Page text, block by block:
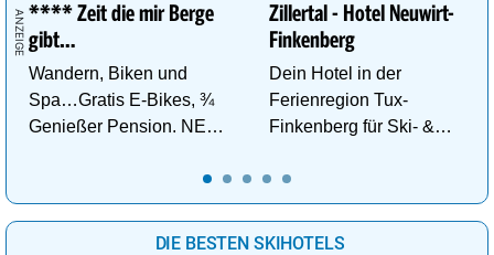
**** Zeit die mir Berge
gibt…
Wandern, Biken und
Spa…Gratis E-Bikes, ¾
Genießer Pension. NEU:
Zillertal - Hotel Neuwirt-
Finkenberg
Dein Hotel in der
Ferienregion Tux-
Finkenberg für Ski- &
bis zu 3250m.
DIE BESTEN SKIHOTELS